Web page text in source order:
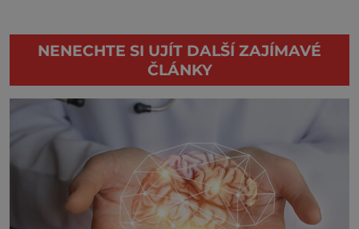
NENECHTE SI UJÍT DALŠÍ ZAJÍMAVÉ
ČLÁNKY